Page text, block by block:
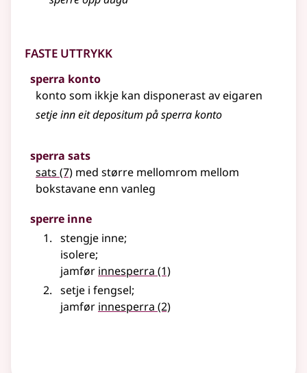
Faste uttrykk
sperra konto
konto som ikkje kan disponerast av eigaren
setje inn eit depositum på sperra konto
sperra sats
sats (7) med større mellomrom mellom
bokstavane enn vanleg
sperre inne
stengje inne;
isolere;
jamfør innesperra (1)
setje i fengsel;
jamfør innesperra (2)